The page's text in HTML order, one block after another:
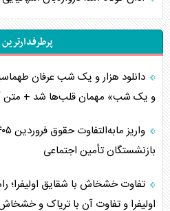
دانلود هزار و یک شب عرفان
و یک شب» مهمان قلب‌ها شد +
بازنشستگان تأمین اجتماعی
تفاوت خشخاش با شقایق اولیفرا؛
اولیفرا و تفاوت آن با تریاک و